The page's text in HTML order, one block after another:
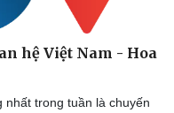
hệ Việt Nam - Hoa
nhất trong tuần là chuyến